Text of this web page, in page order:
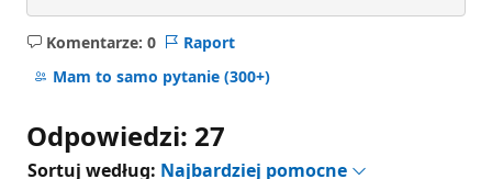
Komentarze: 0
Brak
komentarzy
Raport
Mam to samo pytanie (300+)
Odpowiedzi: 27
Sortuj według: Najbardziej pomocne